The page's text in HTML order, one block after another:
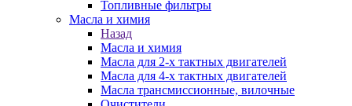
Топливные фильтры
Масла и химия
Назад
Масла и химия
Масла для 2-х тактных двигателей
Масла для 4-х тактных двигателей
Масла трансмиссионные, вилочные